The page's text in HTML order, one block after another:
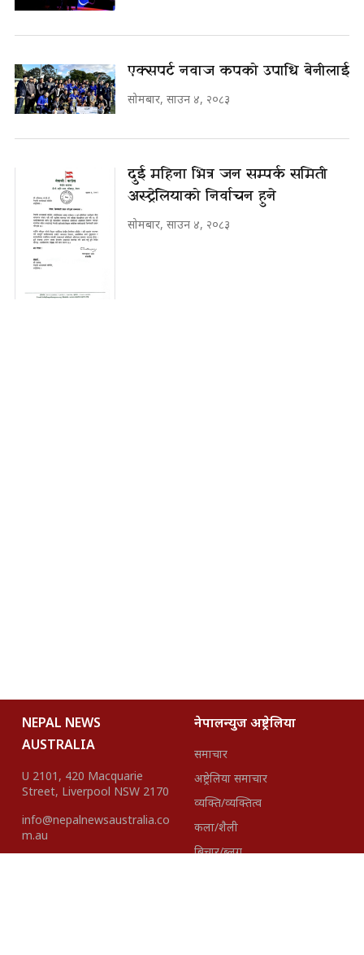
एक्सपर्ट नवाज कपको उपाधि बेनीलाई
सोमबार, साउन ४, २०८३
दुई महिना भित्र जन सम्पर्क समिती
अस्ट्रेलियाको निर्वाचन हुने
सोमबार, साउन ४, २०८३
NEPAL NEWS
AUSTRALIA
U 2101, 420 Macquarie
Street, Liverpool NSW 2170
info@nepalnewsaustralia.co
m.au
नेपालन्युज अष्ट्रेलिया
समाचार
अष्ट्रेलिया समाचार
व्यक्ति/व्यक्तित्व
कला/शैली
बिचार/ब्लग